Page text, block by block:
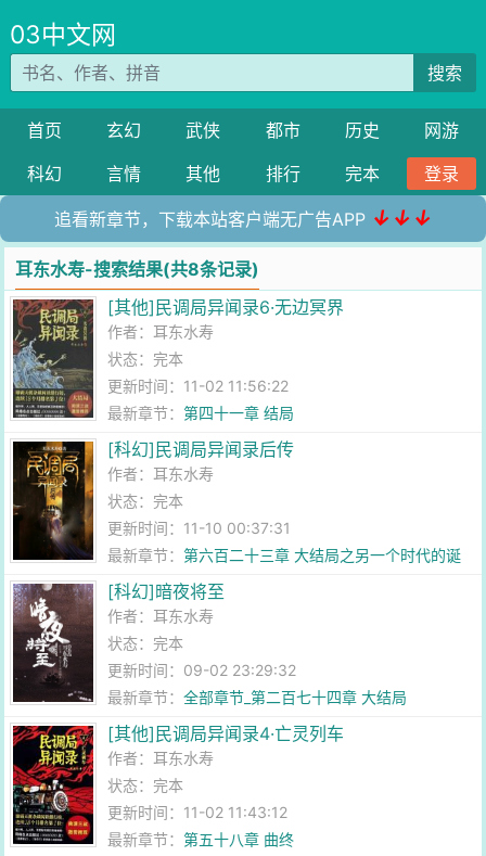
03中文网
搜索
首页 玄幻 武侠 都市 历史
网游
科幻
言情 其他 排行 完本 登录
追看新章节，下载本站客户端无广告APP ↓↓↓
耳东水寿-搜索结果(共8条记录)
[其他]民调局异闻录6·无边冥界
作者： 耳东水寿
状态：完本
更新时间：11-02 11:56:22
最新章节：第四十一章 结局
[科幻]民调局异闻录后传
作者： 耳东水寿
状态：完本
更新时间：11-10 00:37:31
最新章节：第六百二十三章 大结局之另一个时代的诞
生
[科幻]暗夜将至
作者： 耳东水寿
状态：完本
更新时间：09-02 23:29:32
最新章节：全部章节_第二百七十四章 大结局
[其他]民调局异闻录4·亡灵列车
作者： 耳东水寿
状态：完本
更新时间：11-02 11:43:12
最新章节：第五十八章 曲终